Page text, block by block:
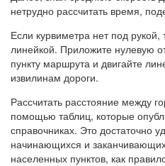
нетрудно рассчитать время,
Если курвиметра нет под рукой,
линейкой. Приложите нулевую
пункту маршрута и двигайте
извилинам дороги.
Рассчитать расстояние между
помощью таблиц, которые
справочниках. Это достаточно
начинающихся и
населенных пунктов, как